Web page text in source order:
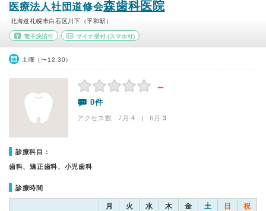
医療法人社団道修会森歯科医院
北海道札幌市白石区川下（平和駅）
電子決済可 マイナ受付(スマホ可)
土曜（〜12:30）
－
0件
アクセス数 7月:4 | 6月:3
診療科目：
歯科、矯正歯科、小児歯科
診療時間
月 火 水 木 金 土 日 祝